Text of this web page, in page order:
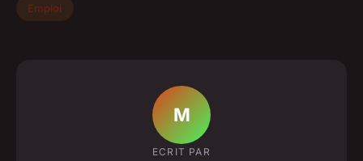
Emploi
M
ECRIT PAR